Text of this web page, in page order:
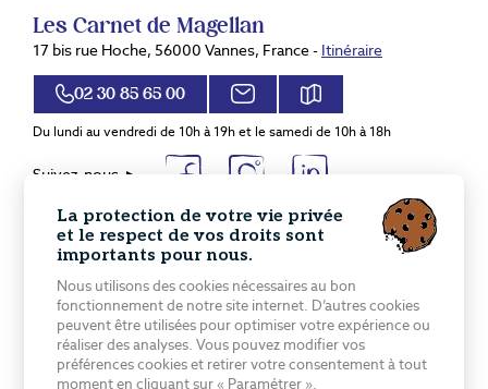
Les Carnet de Magellan
17 bis rue Hoche, 56000 Vannes, France - Itinéraire
02 30 85 65 00
Du lundi au vendredi de 10h à 19h et le samedi de 10h à 18h
Suivez-nous
Europe
Proche et Moyen Orient
Asie centrale
Asie du Sud
Extrême Orient
Amérique Latine
Caraïbes
Pacifique
Afrique & Océan indien
La protection de votre vie privée
et le respect de vos droits sont
importants pour nous.
Nous utilisons des cookies nécessaires au bon
fonctionnement de notre site internet. D’autres cookies
peuvent être utilisées pour optimiser votre expérience ou
réaliser des analyses. Vous pouvez modifier vos
préférences cookies et retirer votre consentement à tout
moment en cliquant sur « Paramétrer ».